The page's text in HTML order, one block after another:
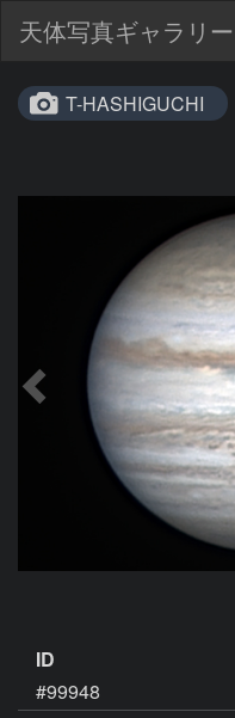
天体写真ギャラリー
T-HASHIGUCHI
ID
#99948